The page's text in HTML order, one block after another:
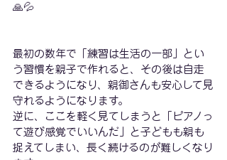
🙏💦
最初の数年で「練習は生活の一部」とい
う習慣を親子で作れると、その後は自走
できるようになり、親御さんも安心して見
守れるようになります。
逆に、ここを軽く見てしまうと「ピアノっ
て遊び感覚でいいんだ」と子どもも親も
捉えてしまい、長く続けるのが難しくなり